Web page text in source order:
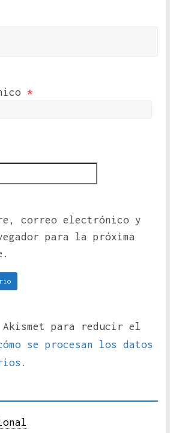
*
correo electrónico y
para la próxima
para reducir el
se procesan los datos